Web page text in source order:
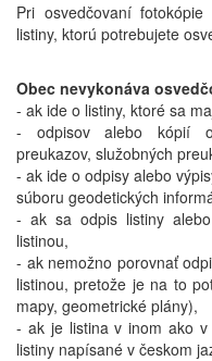
Pri osvedčovaní
listiny, ktorú potrebujete
Obec nevykonáva
- ak ide o listiny, ktoré sa
- odpisov alebo kópií
preukazov, služobných
- ak ide o odpisy alebo
súboru geodetických
- ak sa odpis listiny
listinou,
- ak nemožno porovnať
listinou, pretože je na to
mapy, geometrické plány),
- ak je listina v inom ako
listiny napísané v českom